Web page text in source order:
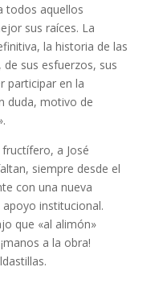
todos aquellos
sus raíces. La
la historia de las
sus esfuerzos, sus
participar en la
duda, motivo de
a José
siempre desde el
con una nueva
institucional.
que «al alimón»
a la obra!